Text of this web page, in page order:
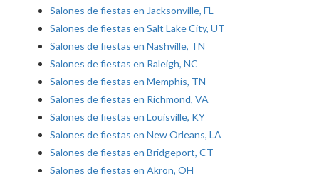
Salones de fiestas en Jacksonville, FL
Salones de fiestas en Salt Lake City, UT
Salones de fiestas en Nashville, TN
Salones de fiestas en Raleigh, NC
Salones de fiestas en Memphis, TN
Salones de fiestas en Richmond, VA
Salones de fiestas en Louisville, KY
Salones de fiestas en New Orleans, LA
Salones de fiestas en Bridgeport, CT
Salones de fiestas en Akron, OH